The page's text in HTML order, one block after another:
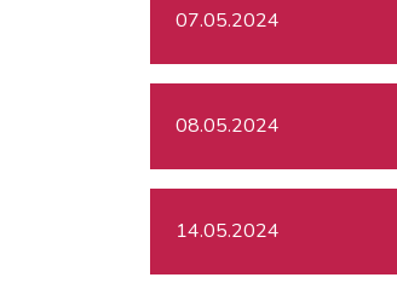
07.05.2024
08.05.2024
14.05.2024